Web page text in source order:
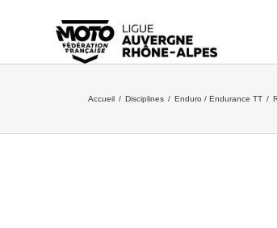
Accueil / Disciplines / Enduro / Endurance TT /